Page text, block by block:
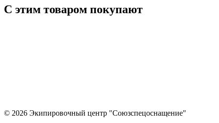
С этим товаром покупают
© 2026 Экипировочный центр "Союзспецоснащение"